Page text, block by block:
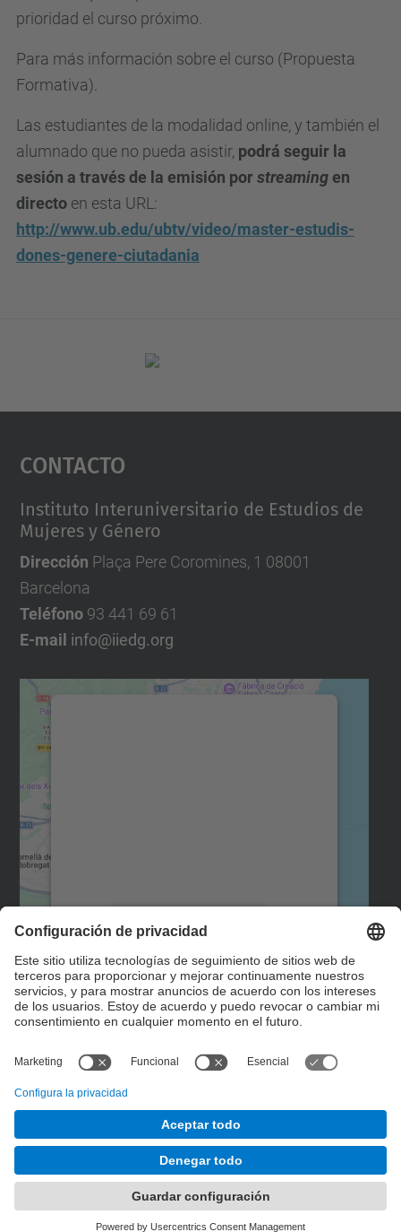
prioridad el curso próximo.
Para más información sobre el curso (Propuesta
Formativa).
Las estudiantes de la modalidad online, y también el
alumnado que no pueda asistir, podrá seguir la
sesión a través de la emisión por streaming en
directo en esta URL:
http://www.ub.edu/ubtv/video/master-estudis-
dones-genere-ciutadania
Contacto
Instituto Interuniversitario de Estudios de
Mujeres y Género
Dirección Plaça Pere Coromines, 1 08001
Barcelona
Teléfono 93 441 69 61
E-mail info@iiedg.org
Aceptar
powered byUsercentrics Consent
Management Platform
Formulario de contacto
© UPCInstituto Interuniversitario de Estudios de Mujeres y
Género. IIEDG.
Desarrollado con
Mapa del Sitio
Accesibilidad
Aviso legal
Configuración de privacidad